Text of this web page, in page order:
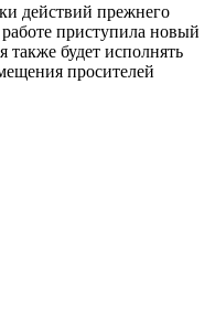
действий прежнего
приступила новый
также будет исполнять
просителей